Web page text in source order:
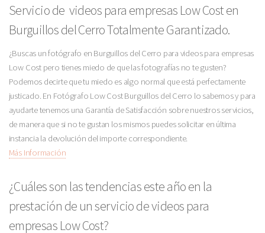
Servicio de videos para empresas Low Cost en
Burguillos del Cerro Totalmente Garantizado.
¿Buscas un fotógrafo en Burguillos del Cerro para videos para empresas
Low Cost pero tienes miedo de que las fotografías no te gusten?
Podemos decirte que tu miedo es algo normal que está perfectamente
justicado. En Fotógrafo Low Cost Burguillos del Cerro lo sabemos y para
ayudarte tenemos una Garantía de Satisfacción sobre nuestros servicios,
de manera que si no te gustan los mismos puedes solicitar en última
instancia la devolución del importe correspondiente.
Más Información
¿Cuáles son las tendencias este año en la
prestación de un servicio de videos para
empresas Low Cost?